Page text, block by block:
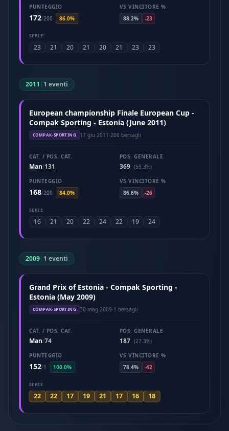
PUNTEGGIO
172/200 86.0%
VS VINCITORE %
88.2%
-23
SERIE
23 21 20 21 20 21 23 23
2011 | 1 eventi
European championship Finale European Cup -
Compak Sporting - Estonia (June 2011)
COMPAK-SPORTING 17 giu 2011 ·200 bersagli
CAT. / POS. CAT.
Man/131
POS. GENERALE
369 (59.3%)
PUNTEGGIO
168/200 84.0%
VS VINCITORE %
86.6%
-26
SERIE
16 21 20 22 24 22 19 24
2009| 1 eventi
Grand Prix of Estonia - Compak Sporting -
Estonia (May 2009)
COMPAK-SPORTING 30 mag 2009·1 bersagli
CAT. / POS. CAT.
Man/74
POS. GENERALE
187 (27.3%)
PUNTEGGIO
152/1 100.0%
VS VINCITORE %
78.4%
-42
SERIE
22 22 17 19 21 17 16 18